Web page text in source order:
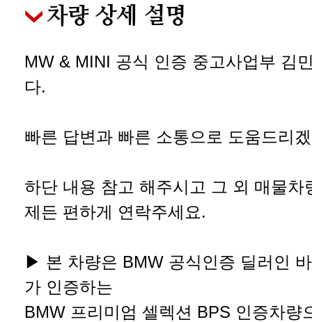
차량 상세 설명
MW & MINI 공식 인증 중고사업부 김
다.
빠른 답변과 빠른 소통으로 도움드리
하단 내용 참고 해주시고 그 외 매물차
제든 편하게 연락주세요.
▶ 본 차량은 BMW 공식인증 딜러인
가 인증하는
BMW 프리미엄 셀렉션 BPS 인증차량